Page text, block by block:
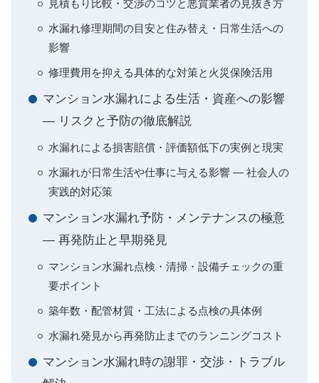
見積もり比較・交渉のコツと悪質業者の見抜き方
水漏れ修理期間の目安と住み替え・日常生活への
影響
修理費用を抑える具体的な対策と火災保険活用
マンション水漏れによる生活・資産への影響
— リスクと予防の徹底解説
水漏れによる損害賠償・評価額低下の実例と現実
水漏れが日常生活や仕事に与える影響 — 社会人の
実践的対応策
マンション水漏れ予防・メンテナンスの極意
— 再発防止と早期発見
マンション水漏れ点検・清掃・設備チェックの重
要ポイント
築年数・配管材質・工法による点検の具体例
水漏れ発見から再発防止までのランニングコスト
マンション水漏れ時の謝罪・交渉・トラブル